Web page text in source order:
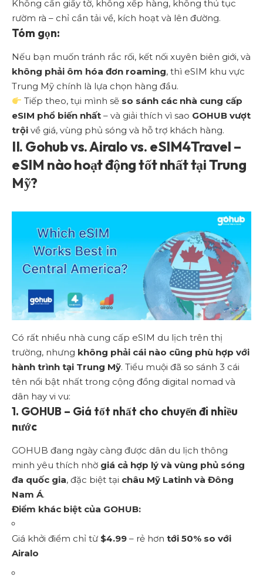
Không cần giấy tờ, không xếp hàng, không thủ tục
rườm rà – chỉ cần tải về, kích hoạt và lên đường.
Tóm gọn:
Nếu bạn muốn tránh rắc rối, kết nối xuyên biên giới, và
không phải ôm hóa đơn roaming, thì eSIM khu vực
Trung Mỹ chính là lựa chọn hàng đầu.
Tiếp theo, tụi mình sẽ so sánh các nhà cung cấp
eSIM phổ biến nhất – và giải thích vì sao GOHUB vượt
trội về giá, vùng phủ sóng và hỗ trợ khách hàng.
II. Gohub vs. Airalo vs. eSIM4Travel –
eSIM nào hoạt động tốt nhất tại Trung
Mỹ?
Có rất nhiều nhà cung cấp eSIM du lịch trên thị
trường, nhưng không phải cái nào cũng phù hợp với
hành trình tại Trung Mỹ. Tiểu muội đã so sánh 3 cái
tên nổi bật nhất trong cộng đồng digital nomad và
dân hay vi vu:
1. GOHUB – Giá tốt nhất cho chuyến đi nhiều
nước
GOHUB đang ngày càng được dân du lịch thông
minh yêu thích nhờ giá cả hợp lý và vùng phủ sóng
đa quốc gia, đặc biệt tại châu Mỹ Latinh và Đông
Nam Á.
Điểm khác biệt của GOHUB:
Giá khởi điểm chỉ từ $4.99 – rẻ hơn tới 50% so với
Airalo